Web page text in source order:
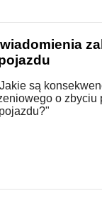
są
o zbyciu